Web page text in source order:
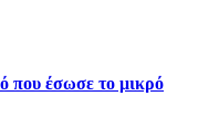
που έσωσε το μικρό